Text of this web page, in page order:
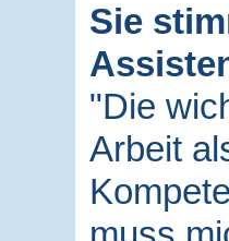
Sie
"Die
Arbeit